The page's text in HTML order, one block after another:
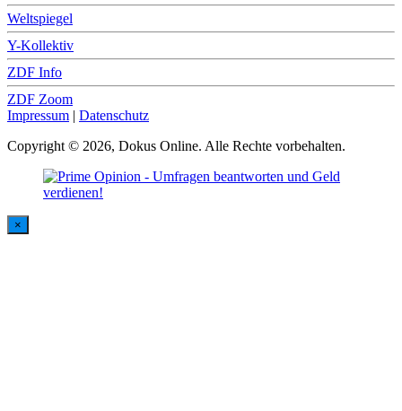
Weltspiegel
Y-Kollektiv
ZDF Info
ZDF Zoom
Impressum | Datenschutz
Copyright © 2026, Dokus Online. Alle Rechte vorbehalten.
×